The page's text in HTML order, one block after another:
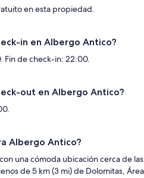
en esta propiedad.
in en Albergo Antico?
Fin de check-in: 22:00.
out en Albergo Antico?
Albergo Antico?
una cómoda ubicación cerca de las
de 5 km (3 mi) de Dolomitas, Área